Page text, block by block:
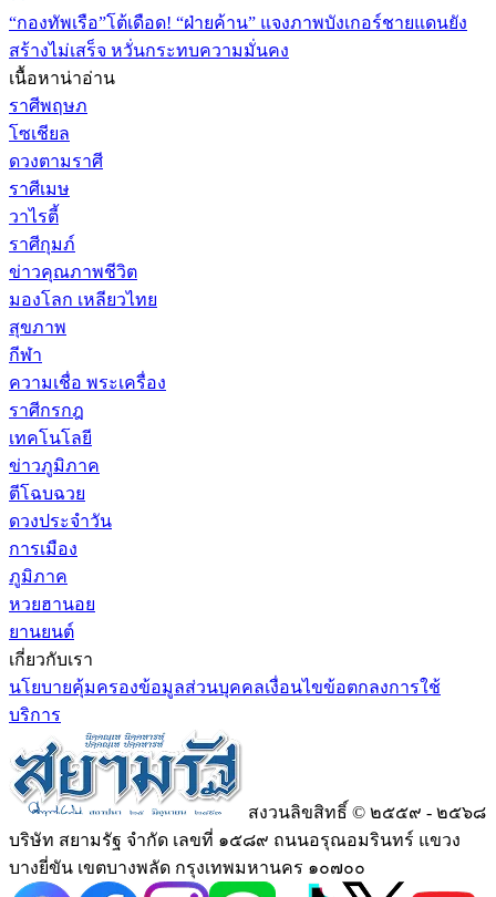
“กองทัพเรือ”โต้เดือด! “ฝ่ายค้าน” แจงภาพบังเกอร์ชายแดนยัง
สร้างไม่เสร็จ หวั่นกระทบความมั่นคง
เนื้อหาน่าอ่าน
ราศีพฤษภ
โซเชียล
ดวงตามราศี
ราศีเมษ
วาไรตี้
ราศีกุมภ์
ข่าวคุณภาพชีวิต
มองโลก เหลียวไทย
สุขภาพ
กีฬา
ความเชื่อ พระเครื่อง
ราศีกรกฎ
เทคโนโลยี
ข่าวภูมิภาค
ตีโฉบฉวย
ดวงประจำวัน
การเมือง
ภูมิภาค
หวยฮานอย
ยานยนต์
เกี่ยวกับเรา
นโยบายคุ้มครองข้อมูลส่วนบุคคลเงื่อนไขข้อตกลงการใช้
บริการ
สงวนลิขสิทธิ์ © ๒๕๕๙ - ๒๕๖๘
บริษัท สยามรัฐ จำกัด เลขที่ ๑๕๘๙ ถนนอรุณอมรินทร์ แขวง
บางยี่ขัน เขตบางพลัด กรุงเทพมหานคร ๑๐๗๐๐